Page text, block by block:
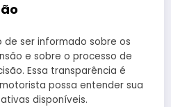
ser informado sobre os
e sobre o processo de
Essa transparência é
possa entender sua
disponíveis.